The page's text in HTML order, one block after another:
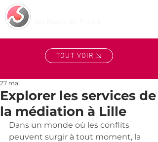
TOUT VOIR
Explorer les services de
la médiation à Lille
27 mai
Dans un monde où les conflits
peuvent surgir à tout moment, la